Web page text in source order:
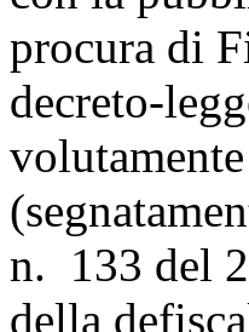
procura di
decreto-
n. 133 del
della